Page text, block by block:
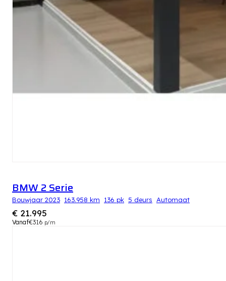
BMW 2 Serie
Bouwjaar 2023 163.958 km 136 pk 5 deurs Automaat
€ 21.995
Vanaf€316 p/m